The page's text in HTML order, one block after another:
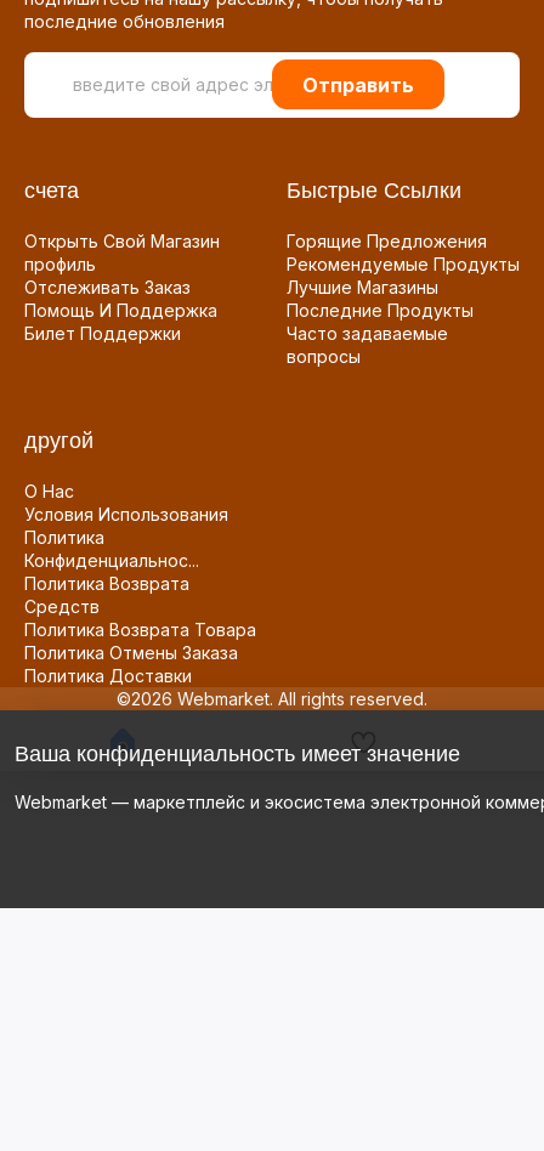
последние обновления
Отправить
счета
Открыть Свой Магазин
профиль
Отслеживать Заказ
Помощь И Поддержка
Билет Поддержки
Быстрые Ссылки
Горящие Предложения
Рекомендуемые Продукты
Лучшие Магазины
Последние Продукты
Часто задаваемые
вопросы
другой
О Нас
Условия Использования
Политика
Конфиденциальнос...
Политика Возврата
Средств
Политика Возврата Товара
Политика Отмены Заказа
Политика Доставки
©2026 Webmarket. All rights reserved.
Ваша конфиденциальность имеет значение
Webmarket — маркетплейс и экосистема электронной